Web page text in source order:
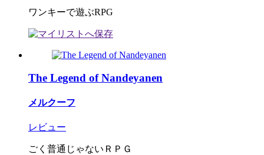
ワンキーで遊ぶRPG
The Legend of Nandeyanen
メルクーフ
レビュー
ごく普通じゃないＲＰＧ